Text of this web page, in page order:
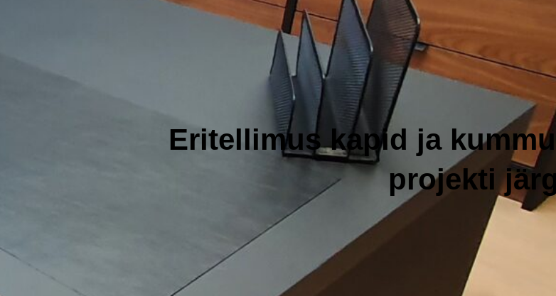
Eritellimus kapid ja
projekti